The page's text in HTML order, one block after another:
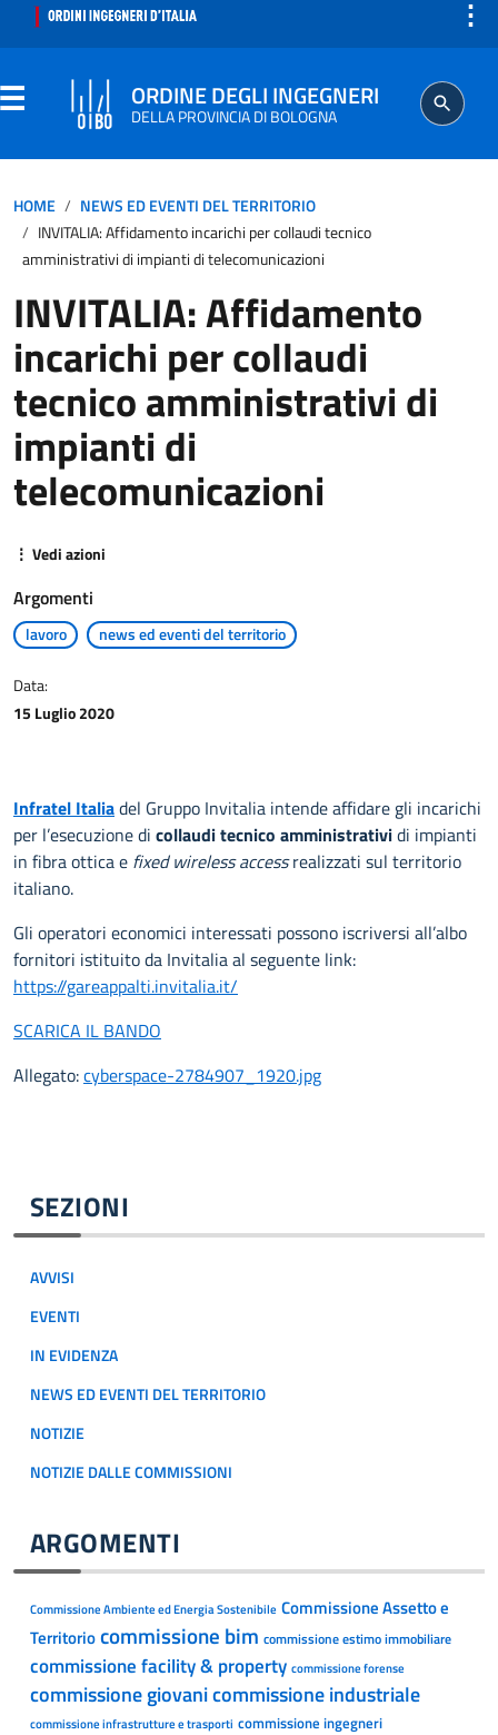
⋮
ORDINE DEGLI INGEGNERI
DELLA PROVINCIA DI BOLOGNA
SEGRETERIA
ISCRITTO
PROFESSIONE
AGGIORNAMENTO PROFESSIONALE
HOME
NEWS ED EVENTI DEL TERRITORIO
INVITALIA: Affidamento incarichi per collaudi tecnico
amministrativi di impianti di telecomunicazioni
INVITALIA: Affidamento
incarichi per collaudi
tecnico amministrativi di
impianti di
telecomunicazioni
⋮ Vedi azioni
Argomenti
lavoro news ed eventi del territorio
Data:
15 Luglio 2020
SEZIONI
AVVISI
EVENTI
IN EVIDENZA
NEWS ED EVENTI DEL TERRITORIO
NOTIZIE
NOTIZIE DALLE COMMISSIONI
ARGOMENTI
Commissione Ambiente ed Energia Sostenibile Commissione Assetto e
Territoriocommissione bim commissione estimo immobiliare
commissione facility & property commissione forense
commissione giovanicommissione industriale
commissione infrastrutture e trasporti commissione ingegneri
Infratel Italiadel Gruppo Invitalia intende affidare gli incarichi
per l’esecuzione di collaudi tecnico amministratividi impianti
in fibra ottica e fixed wireless accessrealizzati sul territorio
italiano.
Gli operatori economici interessati possono iscriversi all’albo
fornitori istituito da Invitalia al seguente link:
https://gareappalti.invitalia.it/
SCARICA IL BANDO
Allegato:cyberspace-2784907_1920.jpg